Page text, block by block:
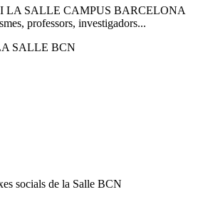
LA SALLE CAMPUS BARCELONA
professors, investigadors...
SALLE BCN
socials de la Salle BCN